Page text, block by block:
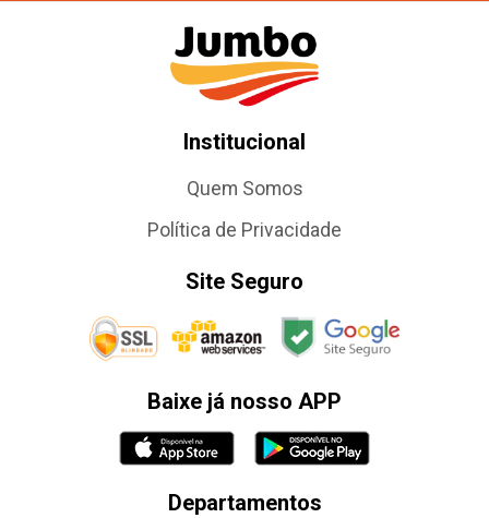
Institucional
Quem Somos
Política de Privacidade
Site Seguro
Baixe já nosso APP
Departamentos